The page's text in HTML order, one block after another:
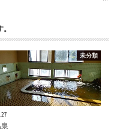
未分類